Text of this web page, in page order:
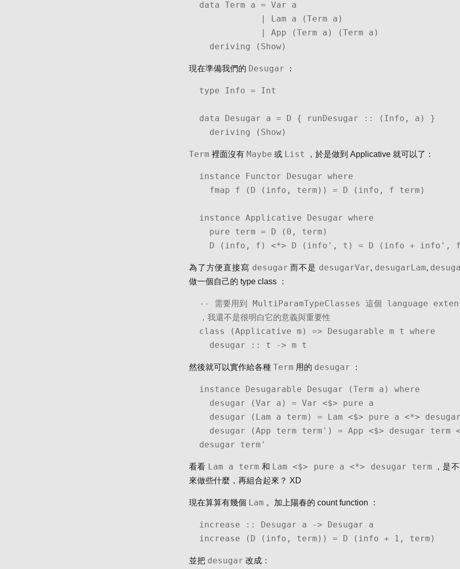
data Term a = Var a
  deriving (Show)
現在準備我們的 Desugar ：
type Info = Int
data Desugar a = D { runDesugar :: (Info, a) }
  deriving (Show)
Term 裡面沒有 Maybe 或 List ，於是做到 Applicative 就可以了：
instance Functor Desugar where
instance Applicative Desugar where
D (info, f) <*> D (info', t) = D (info + info',
為了方便直接寫 desugar 而不是 desugarVar, desugarLam,
做一個自己的 type class ：
-- 需要用到 MultiParamTypeClasses 這個 language
，我還不是很明白它的意義與重要性
class (Applicative m) => Desugarable m t where
  desugar :: t -> m t
然後就可以實作給各種 Term 用的 desugar ：
instance Desugarable Desugar (Term a) where
desugar term'
看看 Lam a term 和 Lam <$> pure a <*> desugar term ，是
來做些什麼，再組合起來？ XD
現在算算有幾個 Lam 。加上陽春的 count function ：
increase :: Desugar a -> Desugar a
increase (D (info, term)) = D (info + 1, term)
並把 desugar 改成：